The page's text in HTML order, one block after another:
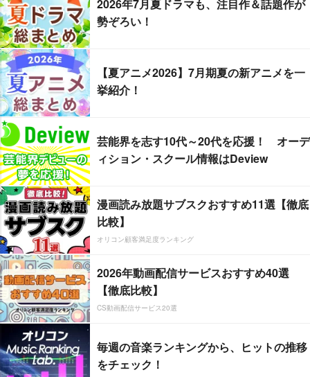
2026年7月夏ドラマも、注目作＆話題作が
勢ぞろい！
【夏アニメ2026】7月期夏の新アニメを一
挙紹介！
芸能界を志す10代～20代を応援！ オーデ
ィション・スクール情報はDeview
漫画読み放題サブスクおすすめ11選【徹底
比較】
オリコン顧客満足度ランキング
2026年動画配信サービスおすすめ40選
【徹底比較】
CS動画配信サービス20選
毎週の音楽ランキングから、ヒットの推移
をチェック！